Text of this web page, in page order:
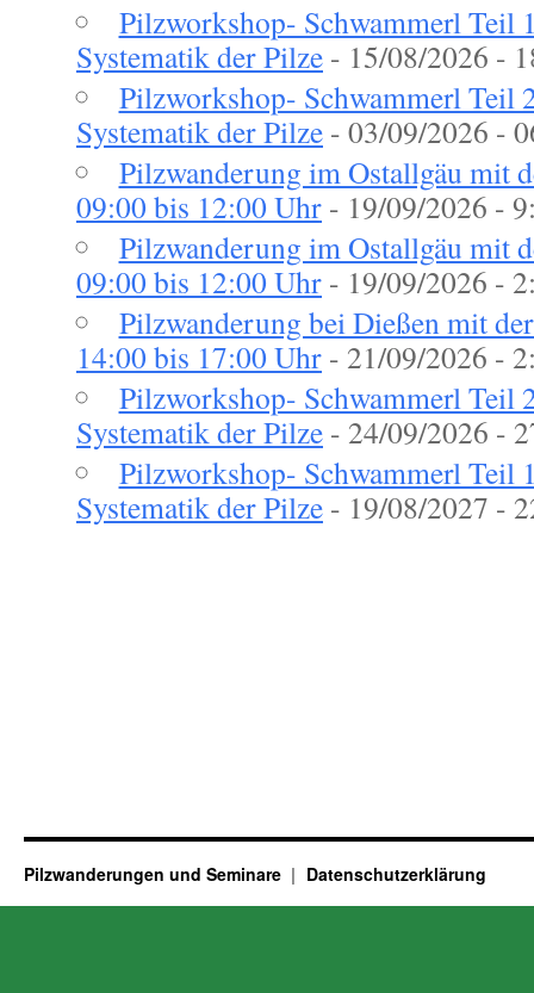
Pilzworkshop- Schwammerl Teil
Systematik der Pilze - 15/08/2026 -
Pilzworkshop- Schwammerl Teil
Systematik der Pilze - 03/09/2026 -
Pilzwanderung im Ostallgäu mit
09:00 bis 12:00 Uhr - 19/09/2026 -
Pilzwanderung im Ostallgäu mit
09:00 bis 12:00 Uhr - 19/09/2026 -
Pilzwanderung bei Dießen mit
14:00 bis 17:00 Uhr - 21/09/2026 -
Pilzworkshop- Schwammerl Teil
Systematik der Pilze - 24/09/2026 -
Pilzworkshop- Schwammerl Teil
Systematik der Pilze - 19/08/2027 -
Pilzwanderungen und Seminare Datenschutzerklärung